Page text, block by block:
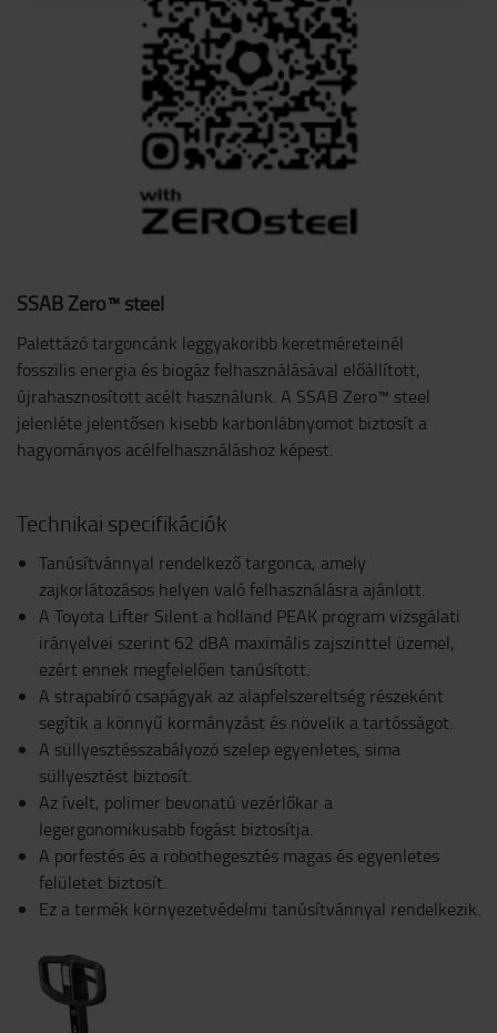
SSAB Zero™ steel
Palettázó targoncánk leggyakoribb keretméreteinél
fosszilis energia és biogáz felhasználásával előállított,
újrahasznosított acélt használunk. A SSAB Zero™ steel
jelenléte jelentősen kisebb karbonlábnyomot biztosít a
hagyományos acélfelhasználáshoz képest.
Technikai specifikációk
Tanúsítvánnyal rendelkező targonca, amely
zajkorlátozásos helyen való felhasználásra ajánlott.
A Toyota Lifter Silent a holland PEAK program vizsgálati
irányelvei szerint 62 dBA maximális zajszinttel üzemel,
ezért ennek megfelelően tanúsított.
A strapabíró csapágyak az alapfelszereltség részeként
segítik a könnyű kormányzást és növelik a tartósságot.
A süllyesztésszabályozó szelep egyenletes, sima
süllyesztést biztosít.
Az ívelt, polimer bevonatú vezérlőkar a
legergonomikusabb fogást biztosítja.
A porfestés és a robothegesztés magas és egyenletes
felületet biztosít.
Ez a termék környezetvédelmi tanúsítvánnyal rendelkezik.